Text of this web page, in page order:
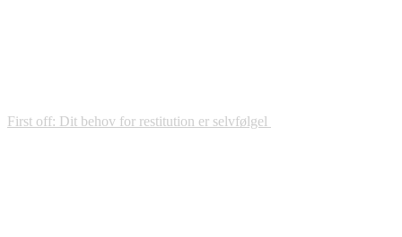
First off: Dit behov for restitution er selvfølgel